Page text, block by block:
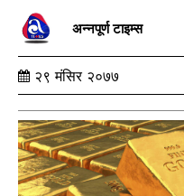
अन्नपूर्ण टाइम्स
२९ मंसिर २०७७